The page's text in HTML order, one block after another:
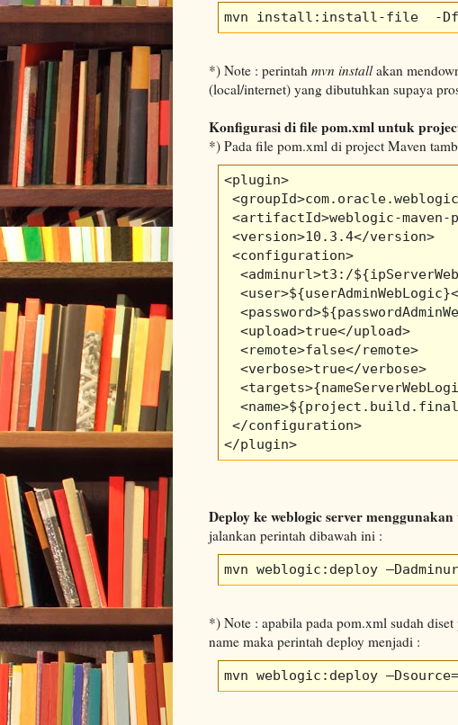
mvn install:install-file  -
*) Note : perintah mvn installakan
(local/internet) yang dibutuhkan supaya
Konfigurasi di file pom.xml untuk
*) Pada file pom.xml di project Maven
<plugin>
<artifactId>weblogic-
<version>10.3.4</version>
<configuration>
<adminurl>t3:/
  <upload>true</upload>
  <remote>false</remote>
  <verbose>true</verbose>
</configuration>
</plugin>
Deploy ke weblogic server
jalankan perintah dibawah ini :
mvn weblogic:deploy
*) Note : apabila pada pom.xml sudah
name maka perintah deploy menjadi :
mvn weblogic:deploy